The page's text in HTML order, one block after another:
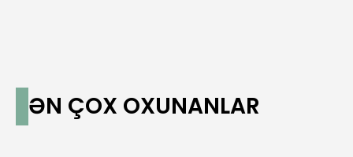
ƏN ÇOX OXUNANLAR